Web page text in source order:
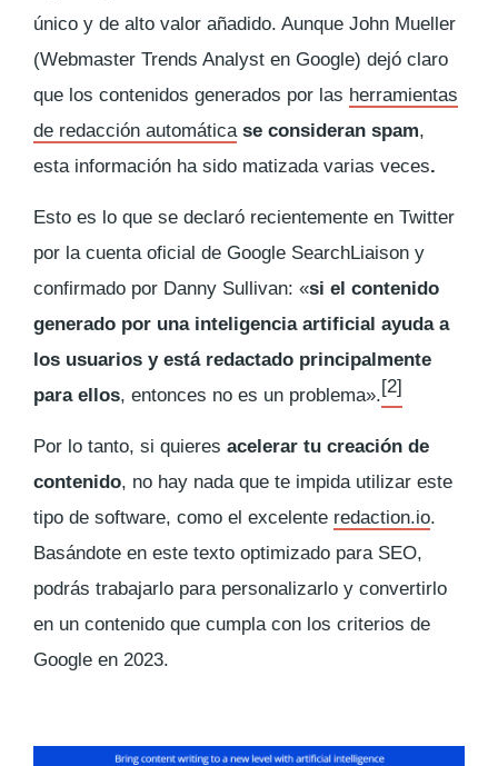
único y de alto valor añadido. Aunque John Mueller
(Webmaster Trends Analyst en Google) dejó claro
que los contenidos generados por las herramientas
de redacción automática se consideran spam,
esta información ha sido matizada varias veces.
Esto es lo que se declaró recientemente en Twitter
por la cuenta oficial de Google SearchLiaison y
confirmado por Danny Sullivan: «si el contenido
generado por una inteligencia artificial ayuda a
los usuarios y está redactado principalmente
para ellos, entonces no es un problema».[2]
Por lo tanto, si quieres acelerar tu creación de
contenido, no hay nada que te impida utilizar este
tipo de software, como el excelente redaction.io.
Basándote en este texto optimizado para SEO,
podrás trabajarlo para personalizarlo y convertirlo
en un contenido que cumpla con los criterios de
Google en 2023.